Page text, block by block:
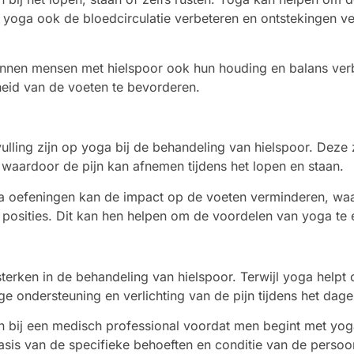
ook de bloedcirculatie verbeteren en ontstekingen
mensen met hielspoor ook hun houding en balans
van de voeten te bevorderen.
zijn op yoga bij de behandeling van hielspoor.
de pijn kan afnemen tijdens het lopen en staan.
kan de impact op de voeten verminderen,
Dit kan hen helpen om de voordelen van yoga
in de behandeling van hielspoor. Terwijl yoga
ondersteuning en verlichting van de pijn tijdens het
bij een medisch professional voordat men begint met
van de specifieke behoeften en conditie van de